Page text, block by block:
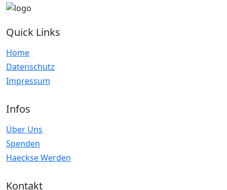
Quick Links
Home
Datenschutz
Impressum
Infos
Über Uns
Spenden
Haeckse Werden
Kontakt